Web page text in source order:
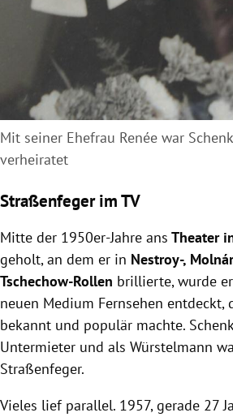
Mit seiner Ehefrau Renée war
verheiratet
Straßenfeger im TV
Mitte der 1950er-Jahre ans Theater
geholt, an dem er in Nestroy-,
Tschechow-Rollen brillierte, wurde
neuen Medium Fernsehen entdeckt,
bekannt und populär machte.
Untermieter und als Würstelmann
Straßenfeger.
Vieles lief parallel. 1957, gerade 27